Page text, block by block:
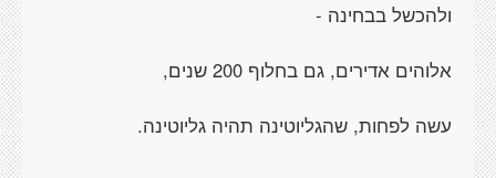
ולהכשל בבחינה -
אלוהים אדירים, גם בחלוף 200 שנים,
עשה לפחות, שהגליוטינה תהיה גליוטינה.